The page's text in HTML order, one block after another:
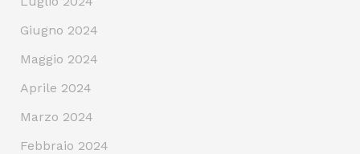
Giugno 2024
Maggio 2024
Aprile 2024
Marzo 2024
Febbraio 2024